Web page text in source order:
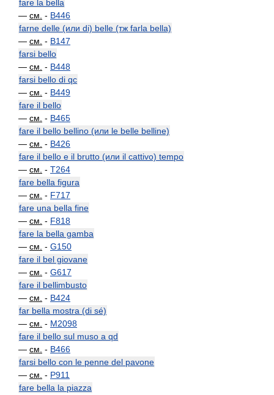
fare la bella
— см. - B446
farne delle (или di) belle (тж farla bella)
— см. - B147
farsi bello
— см. - B448
farsi bello di qc
— см. - B449
fare il bello
— см. - B465
fare il bello bellino (или le belle belline)
— см. - B426
fare il bello e il brutto (или il cattivo) tempo
— см. - T264
fare bella figura
— см. - F717
fare una bella fine
— см. - F818
fare la bella gamba
— см. - G150
fare il bel giovane
— см. - G617
fare il bellimbusto
— см. - B424
far bella mostra (di sé)
— см. - M2098
fare il bello sul muso a qd
— см. - B466
farsi bello con le penne del pavone
— см. - P911
fare bella la piazza